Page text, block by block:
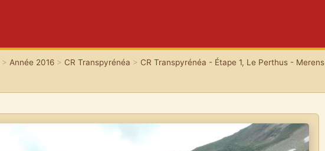
> Année 2016 > CR Transpyrénéa > CR Transpyrénéa - Étape 1, Le Perthus - Merens